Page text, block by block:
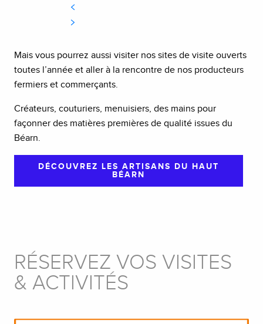
Mais vous pourrez aussi visiter nos sites de visite ouverts
toutes l’année et aller à la rencontre de nos producteurs
fermiers et commerçants.
Créateurs, couturiers, menuisiers, des mains pour
façonner des matières premières de qualité issues du
Béarn.
DÉCOUVREZ LES ARTISANS DU HAUT
BÉARN
RÉSERVEZ VOS VISITES
& ACTIVITÉS